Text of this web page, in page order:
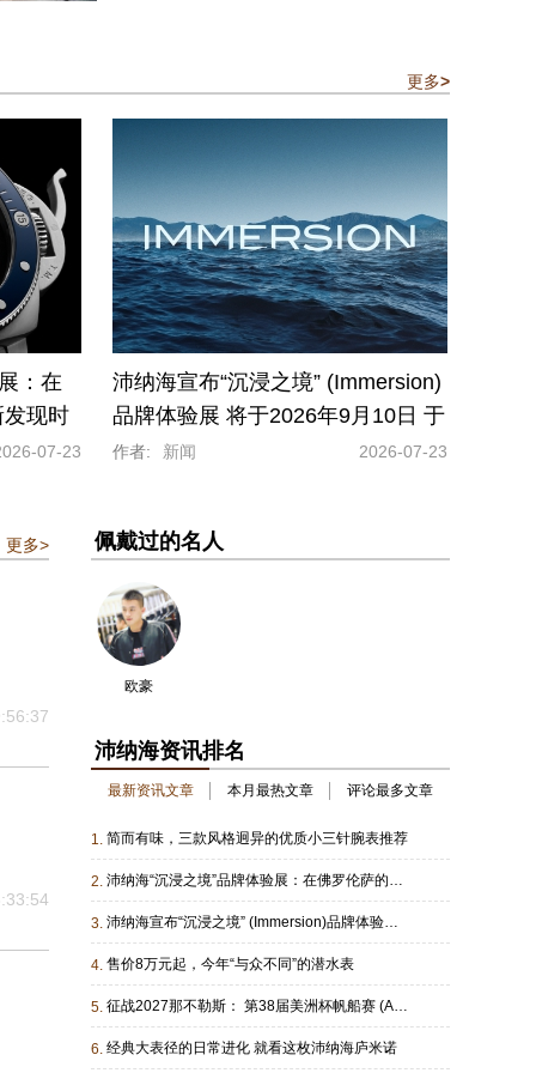
更多>
：在
现时
07-23
沛纳海宣布“沉浸之境” (Immersion)
品牌体验展 将于2026年9月10日 于
佛罗伦萨揭幕
作者: 新闻 2026-07-23
更多> 佩戴过的名人
欧豪
沛纳海资讯排名
最新资讯文章 本月最热文章 评论最多文章
1. 简而有味，三款风格迥异的优质小三针腕表推荐
2. 沛纳海“沉浸之境”品牌体验展：在佛罗伦萨的地下水宫，重新发现时间的另一种刻度
3. 沛纳海宣布“沉浸之境” (Immersion)品牌体验展 将于2026年9月10日 于佛罗伦萨揭幕
4. 售价8万元起，今年“与众不同”的潜水表
5. 征战2027那不勒斯： 第38届美洲杯帆船赛 (America’s Cup)开赛在即， 沛纳海推出两款全新Luminor 庐米诺系列Luna Rossa时计
6. 经典大表径的日常进化 就看这枚沛纳海庐米诺